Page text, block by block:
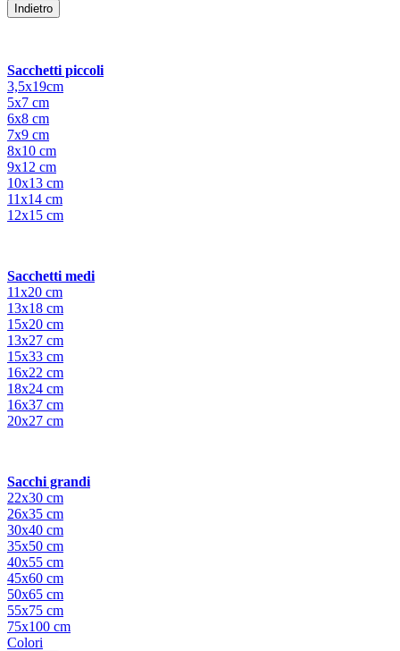
Indietro
Sacchetti piccoli
3,5x19cm
5x7 cm
6x8 cm
7x9 cm
8x10 cm
9x12 cm
10x13 cm
11x14 cm
12x15 cm
Sacchetti medi
11x20 cm
13x18 cm
15x20 cm
13x27 cm
15x33 cm
16x22 cm
18x24 cm
16x37 cm
20x27 cm
Sacchi grandi
22x30 cm
26x35 cm
30x40 cm
35x50 cm
40x55 cm
45x60 cm
50x65 cm
55x75 cm
75x100 cm
Colori